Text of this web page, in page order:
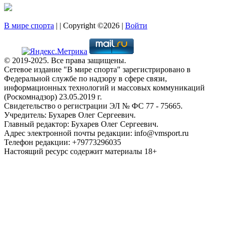
В мире спорта | | Copyright ©2026 | Войти
© 2019-2025. Все права защищены.
Сетевое издание "В мире спорта" зарегистрировано в
Федеральной службе по надзору в сфере связи,
информационных технологий и массовых коммуникаций
(Роскомнадзор) 23.05.2019 г.
Свидетельство о регистрации ЭЛ № ФС 77 - 75665.
Учредитель: Бухарев Олег Сергеевич.
Главный редактор: Бухарев Олег Сергеевич.
Адрес электронной почты редакции: info@vmsport.ru
Телефон редакции: +79773296035
Настоящий ресурс содержит материалы 18+